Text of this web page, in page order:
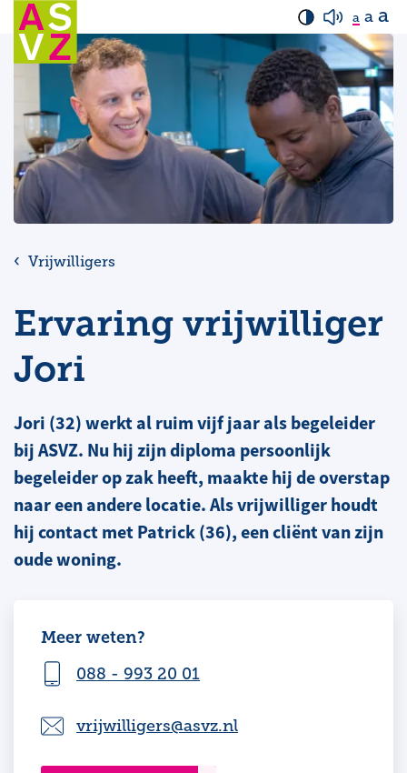
a a a
Vrijwilligers
Ervaring vrijwilliger
Jori
Jori (32) werkt al ruim vijf jaar als begeleider
bij ASVZ. Nu hij zijn diploma persoonlijk
begeleider op zak heeft, maakte hij de overstap
naar een andere locatie. Als vrijwilliger houdt
hij contact met Patrick (36), een cliënt van zijn
oude woning.
Meer weten?
088 - 993 20 01
vrijwilligers@asvz.nl